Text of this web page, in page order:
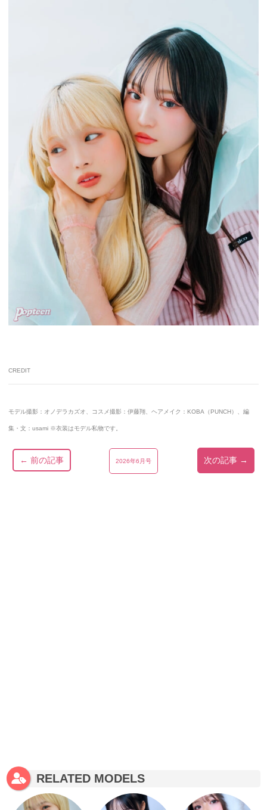
CREDIT
モデル撮影：オノデラカズオ、コスメ撮影：伊藤翔、ヘアメイク：KOBA（PUNCH）、編
集・文：usami ※衣装はモデル私物です。
← 前の記事 2026年6月号 次の記事 →
RELATED MODELS